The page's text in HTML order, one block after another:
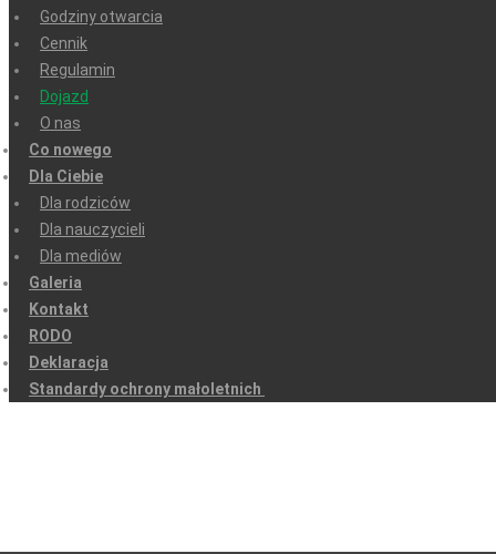
Godziny otwarcia
Cennik
Regulamin
Dojazd
O nas
Co nowego
Dla Ciebie
Dla rodziców
Dla nauczycieli
Dla mediów
Galeria
Kontakt
RODO
Deklaracja
Standardy ochrony małoletnich